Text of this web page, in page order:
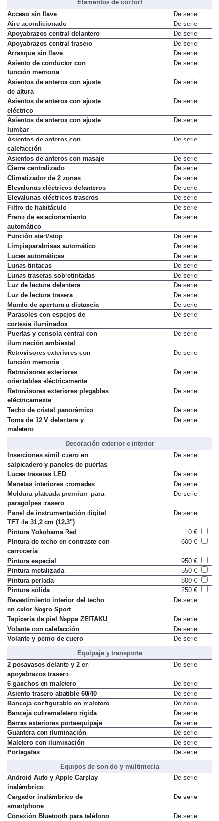
Elementos de confort
Acceso sin llave
De serie
Aire acondicionado
De serie
Apoyabrazos central delantero
De serie
Apoyabrazos central trasero
De serie
Arranque sin llave
De serie
Asiento de conductor con
función memoria
De serie
Asientos delanteros con ajuste
de altura
De serie
Asientos delanteros con ajuste
eléctrico
De serie
Asientos delanteros con ajuste
lumbar
De serie
Asientos delanteros con
calefacción
De serie
Asientos delanteros con masaje
De serie
Cierre centralizado
De serie
Climatizador de 2 zonas
De serie
Elevalunas eléctricos delanteros
De serie
Elevalunas eléctricos traseros
De serie
Filtro de habitáculo
De serie
Freno de estacionamiento
automático
De serie
Función start/stop
De serie
Limpiaparabrisas automático
De serie
Luces automáticas
De serie
Lunas tintadas
De serie
Lunas traseras sobretintadas
De serie
Luz de lectura delantera
De serie
Luz de lectura trasera
De serie
Mando de apertura a distancia
De serie
Parasoles con espejos de
cortesía iluminados
De serie
Puertas y consola central con
iluminación ambiental
De serie
Retrovisores exteriores con
función memoria
De serie
Retrovisores exteriores
orientables eléctricamente
De serie
Retrovisores exteriores plegables
eléctricamente
De serie
Techo de cristal panorámico
De serie
Toma de 12 V delantera y
maletero
De serie
Decoración exterior e interior
Inserciones símil cuero en
salpicadero y paneles de puertas
De serie
Luces traseras LED
De serie
Manetas interiores cromadas
De serie
Moldura plateada premium para
paragolpes trasero
De serie
Panel de instrumentación digital
TFT de 31,2 cm (12,3")
De serie
Pintura Yokohama Red
0 €
Pintura de techo en contraste con
carrocería
600 €
Pintura especial
950 €
Pintura metalizada
550 €
Pintura perlada
800 €
Pintura sólida
250 €
Revestimiento interior del techo
en color Negro Sport
De serie
Tapicería de piel Nappa ZEITAKU
De serie
Volante con calefacción
De serie
Volante y pomo de cuero
De serie
Equipaje y transporte
2 posavasos delante y 2 en
apoyabrazos trasero
De serie
6 ganchos en maletero
De serie
Asiento trasero abatible 60/40
De serie
Bandeja configurable en maletero
De serie
Bandeja cubremaletero rígida
De serie
Barras exteriores portaequipaje
De serie
Guantera con iluminación
De serie
Maletero con iluminación
De serie
Portagafas
De serie
Equipos de sonido y multimedia
Android Auto y Apple Carplay
inalámbrico
De serie
Cargador inalámbrico de
smartphone
De serie
Conexión Bluetooth para teléfono
De serie